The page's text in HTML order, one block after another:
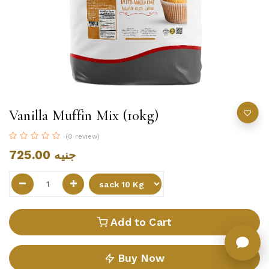
Vanilla Muffin Mix (10kg)
(0 review)
725.00 جنيه
Add to Cart
Buy Now